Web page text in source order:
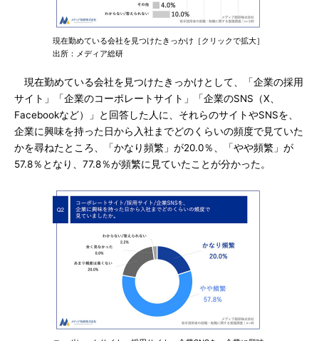
現在勤めている会社を見つけたきっかけ［クリックで拡大］
出所：メディア総研
現在勤めている会社を見つけたきっかけとして、「企業の採用
サイト」「企業のコーポレートサイト」「企業のSNS（X、
Facebookなど）」と回答した人に、それらのサイトやSNSを、
企業に興味を持った日から入社までどのくらいの頻度で見ていた
かを尋ねたところ、「かなり頻繁」が20.0％、「やや頻繁」が
57.8％となり、77.8％が頻繁に見ていたことが分かった。